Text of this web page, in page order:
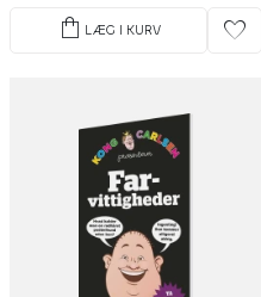
shopping_bag LÆG I KURV favorite